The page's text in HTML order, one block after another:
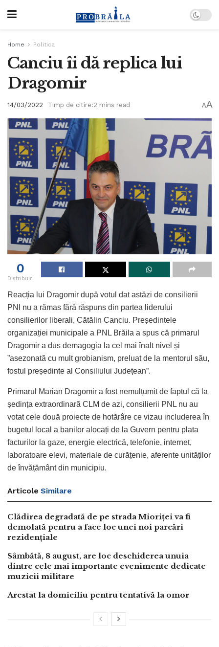
Home Politica
Canciu îi dă replica lui
Dragomir
14/03/2022 Timp de citire:2 mins read AA
0
Distribuiri
Reacția lui Dragomir după votul dat astăzi de consilierii
PNl nu a rămas fără răspuns din partea liderului
consilierilor liberali, Cătălin Canciu. Președintele
organizației municipale a PNL Brăila a spus că primarul
Dragomir a dus demagogia la cel mai înalt nivel și
”asezonată cu mult grobianism, preluat de la mentorul său,
fostul președinte al Consiliului Județean”.
Primarul Marian Dragomir a fost nemulțumit de faptul că la
ședința extraordinară CLM de azi, consilierii PNL nu au
votat cele două proiecte de hotărâre ce vizau includerea în
bugetul local a banilor alocați de la Guvern pentru plata
facturilor la gaze, energie electrică, telefonie, internet,
laboratoare elevi, materiale de curățenie, aferente unităților
de învățământ din municipiu.
Articole Similare
Clădirea degradată de pe strada Mioriței va fi
demolată pentru a face loc unei noi parcări
rezidențiale
Sâmbătă, 8 august, are loc deschiderea unuia
dintre cele mai importante evenimente dedicate
muzicii militare
Arestat la domiciliu pentru tentativă la omor